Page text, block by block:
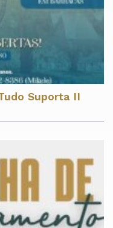
Suporta II